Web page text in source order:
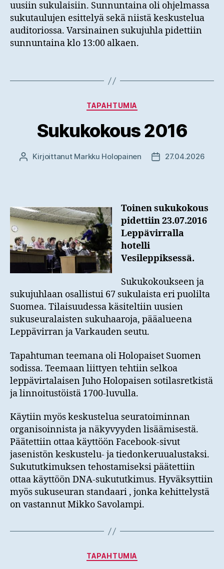
uusiin sukulaisiin. Sunnuntaina oli ohjelmassa
sukutaulujen esittelyä sekä niistä keskustelua
auditoriossa. Varsinainen sukujuhla pidettiin
sunnuntaina klo 13:00 alkaen.
Kategoriat
TAPAHTUMIA
Sukukokous 2016
Kirjoittaja
Kirjoittanut Markku Holopainen 27.04.2026
Toinen sukukokous
pidettiin 23.07.2016
Leppävirralla
hotelli
Vesileppiksessä.
Sukukokoukseen ja
sukujuhlaan osallistui 67 sukulaista eri puolilta
Suomea. Tilaisuudessa käsiteltiin uusien
sukuseuralaisten sukuhaaroja, pääalueena
Leppävirran ja Varkauden seutu.
Tapahtuman teemana oli Holopaiset Suomen
sodissa. Teemaan liittyen tehtiin selkoa
leppävirtalaisen Juho Holopaisen sotilasretkistä
ja linnoitustöistä 1700-luvulla.
Käytiin myös keskustelua seuratoiminnan
organisoinnista ja näkyvyyden lisäämisestä.
Päätettiin ottaa käyttöön Facebook-sivut
jasenistön keskustelu- ja tiedonkeruualustaksi.
Sukututkimuksen tehostamiseksi päätettiin
ottaa käyttöön DNA-sukututkimus. Hyväksyttiin
myös sukuseuran standaari , jonka kehittelystä
on vastannut Mikko Savolampi.
Kategoriat
TAPAHTUMIA